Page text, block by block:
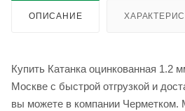
ОПИСАНИЕ
Купить Катанка оцинкованная 1.2
Москве с быстрой отгрузкой и
вы можете в компании Черметком.